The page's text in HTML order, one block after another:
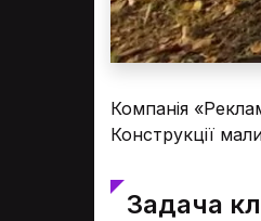
Компанія
Конструкції
Задача